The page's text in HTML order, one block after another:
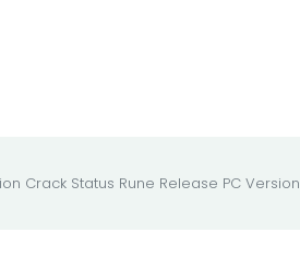
Crack Status Rune Release PC